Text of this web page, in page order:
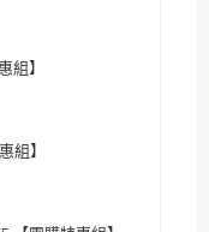
組】
組】